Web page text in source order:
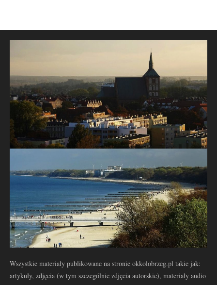
Wszystkie materiały publikowane na stronie okkolobrzeg.pl takie jak:
artykuły, zdjęcia (w tym szczególnie zdjęcia autorskie), materiały audio